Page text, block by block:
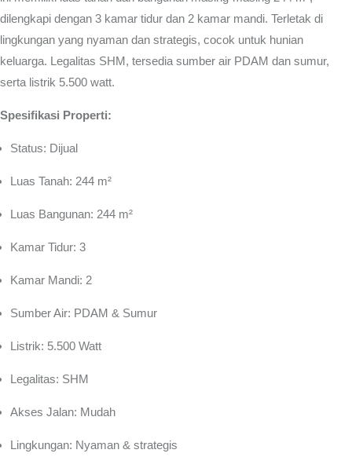
dilengkapi dengan 3 kamar tidur dan 2 kamar mandi. Terletak di
lingkungan yang nyaman dan strategis, cocok untuk hunian
keluarga. Legalitas SHM, tersedia sumber air PDAM dan sumur,
serta listrik 5.500 watt.
Spesifikasi Properti:
Status: Dijual
Luas Tanah: 244 m²
Luas Bangunan: 244 m²
Kamar Tidur: 3
Kamar Mandi: 2
Sumber Air: PDAM & Sumur
Listrik: 5.500 Watt
Legalitas: SHM
Akses Jalan: Mudah
Lingkungan: Nyaman & strategis